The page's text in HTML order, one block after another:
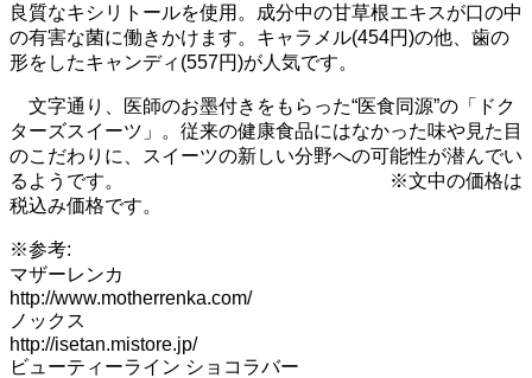
良質なキシリトールを使用。成分中の甘草根エキスが口の中
の有害な菌に働きかけます。キャラメル(454円)の他、歯の
形をしたキャンディ(557円)が人気です。
文字通り、医師のお墨付きをもらった“医食同源”の「ドク
ターズスイーツ」。従来の健康食品にはなかった味や見た目
のこだわりに、スイーツの新しい分野への可能性が潜んでい
るようです。 ※文中の価格は
税込み価格です。
※参考:
マザーレンカ
http://www.motherrenka.com/
ノックス
http://isetan.mistore.jp/
ビューティーライン ショコラバー